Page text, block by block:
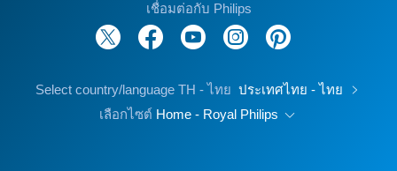
เชื่อมต่อกับ Philips
Select country/language TH - ไทย ประเทศไทย - ไทย
เลือกไซต์ Home - Royal Philips